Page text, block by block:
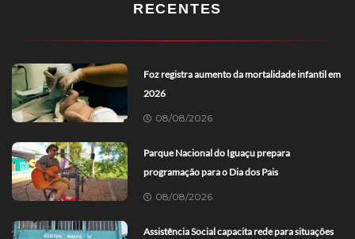
RECENTES
Foz registra aumento da mortalidade infantil em
2026
08/08/2026
Parque Nacional do Iguaçu prepara
programação para o Dia dos Pais
08/08/2026
Assistência Social capacita rede para situações